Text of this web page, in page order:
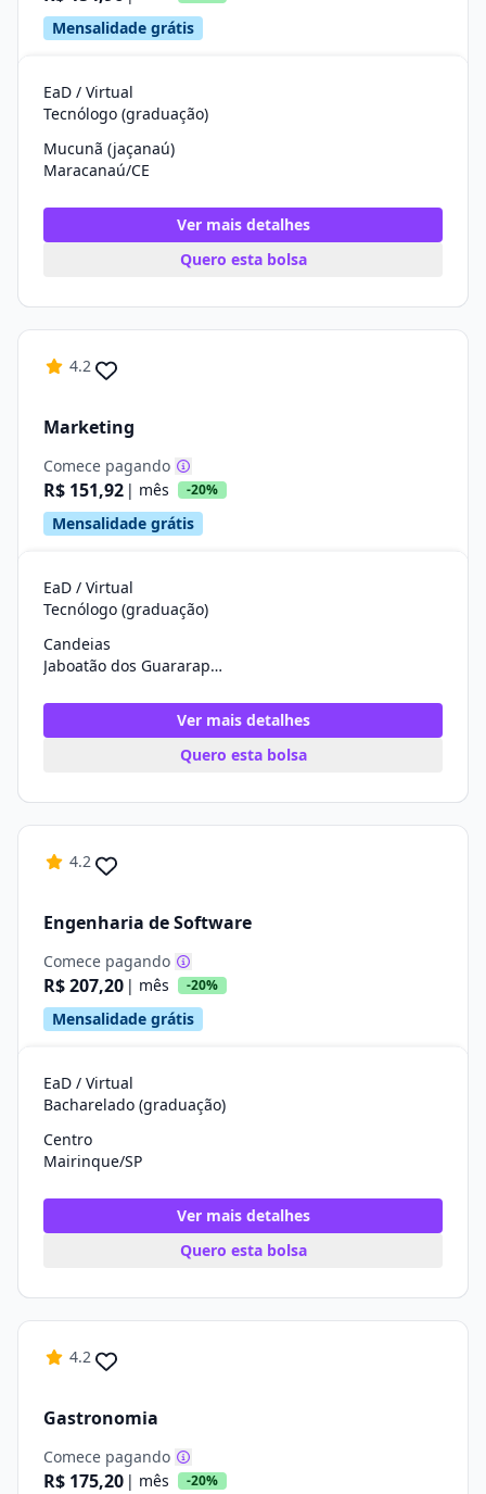
Mensalidade grátis
EaD / Virtual
Tecnólogo (graduação)
Mucunã (jaçanaú)
Maracanaú/CE
Ver mais detalhes
Quero esta bolsa
4.2
Marketing
Comece pagando
R$ 151,92 | mês -20%
Mensalidade grátis
EaD / Virtual
Tecnólogo (graduação)
Candeias
Jaboatão dos Guararapes/PE
Ver mais detalhes
Quero esta bolsa
4.2
Engenharia de Software
Comece pagando
R$ 207,20 | mês -20%
Mensalidade grátis
EaD / Virtual
Bacharelado (graduação)
Centro
Mairinque/SP
Ver mais detalhes
Quero esta bolsa
4.2
Gastronomia
Comece pagando
R$ 175,20 | mês -20%